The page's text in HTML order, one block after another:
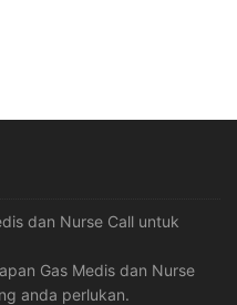
dan Nurse Call untuk
Gas Medis dan Nurse
anda perlukan.